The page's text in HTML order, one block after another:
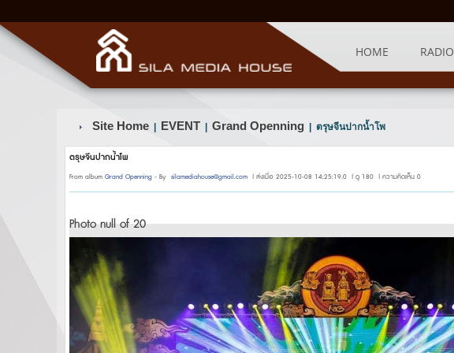
HOME RADIO
Site Home EVENT Grand Openning | ตรุษจีนปากน้ำโพ
ตรุษจีนปากน้ำโพ
From album Grand Openning - By silamediahouse@gmail.com | ส่งเมื่อ 2025-10-08 14:25:19.0 | ดู 180 | ความคิดเห็น 0
Photo null of 20